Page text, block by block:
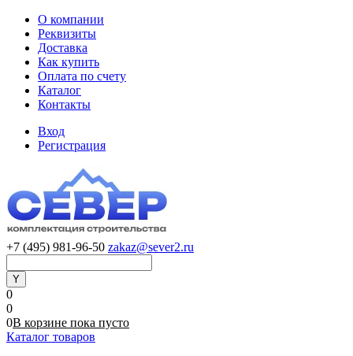
О компании
Реквизиты
Доставка
Как купить
Оплата по счету
Каталог
Контакты
Вход
Регистрация
+7 (495) 981-96-50 zakaz@sever2.ru
0
0
0В корзине пока пусто
Каталог товаров